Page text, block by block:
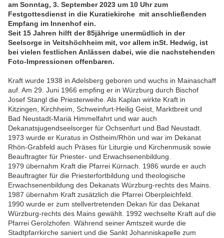
am Sonntag, 3. September 2023 um 10 Uhr zum
Festgottesdienst in die Kuratiekirche mit anschließenden
Empfang im Innenhof ein.
Seit 15 Jahren hilft der 85jährige unermüdlich in der
Seelsorge in Veitshöchheim mit, vor allem inSt. Hedwig, ist
bei vielen festlichen Anlässen dabei, wie die nachstehenden
Foto-Impressionen offenbaren.
Kraft wurde 1938 in Adelsberg geboren und wuchs in Mainaschaff
auf. Am 29. Juni 1966 empfing er in Würzburg durch Bischof
Josef Stangl die Priesterweihe. Als Kaplan wirkte Kraft in
Kitzingen, Kirchheim, Schweinfurt-Heilig Geist, Marktbreit und
Bad Neustadt-Mariä Himmelfahrt und war auch
Dekanatsjugendseelsorger für Ochsenfurt und Bad Neustadt.
1973 wurde er Kuratus in Ostheim/Rhön und war im Dekanat
Rhön-Grabfeld auch Präses für Liturgie und Kirchenmusik sowie
Beauftragter für Priester- und Erwachsenenbildung.
1979 übernahm Kraft die Pfarrei Kürnach. 1986 wurde er auch
Beauftragter für die Priesterfortbildung und theologische
Erwachsenenbildung des Dekanats Würzburg-rechts des Mains.
1987 übernahm Kraft zusätzlich die Pfarrei Oberpleichfeld.
1990 wurde er zum stellvertretenden Dekan für das Dekanat
Würzburg-rechts des Mains gewählt. 1992 wechselte Kraft auf die
Pfarrei Gerolzhofen. Während seiner Amtszeit wurde die
Stadtpfarrkirche saniert und die Sankt Johanniskapelle zum